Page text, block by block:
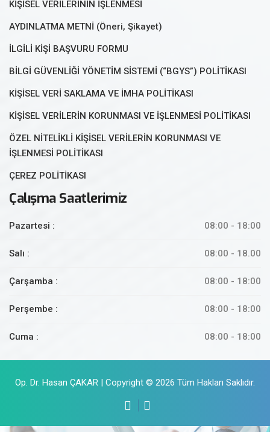
KİŞİSEL VERİLERİNİN İŞLENMESİ
AYDINLATMA METNİ (Öneri, Şikayet)
İLGİLİ KİŞİ BAŞVURU FORMU
BİLGİ GÜVENLİĞİ YÖNETİM SİSTEMİ (“BGYS”) POLİTİKASI
KİŞİSEL VERİ SAKLAMA VE İMHA POLİTİKASI
KİŞİSEL VERİLERİN KORUNMASI VE İŞLENMESİ POLİTİKASI
ÖZEL NİTELİKLİ KİŞİSEL VERİLERİN KORUNMASI VE
İŞLENMESİ POLİTİKASI
ÇEREZ POLİTİKASI
Çalışma Saatlerimiz
Pazartesi : 08:00 - 18:00
Salı : 08:00 - 18.00
Çarşamba : 08:00 - 18:00
Perşembe : 08:00 - 18:00
Cuma : 08:00 - 18:00
Op. Dr. Hasan ÇAKAR | Copyright © 2026 Tüm Hakları Saklıdır.